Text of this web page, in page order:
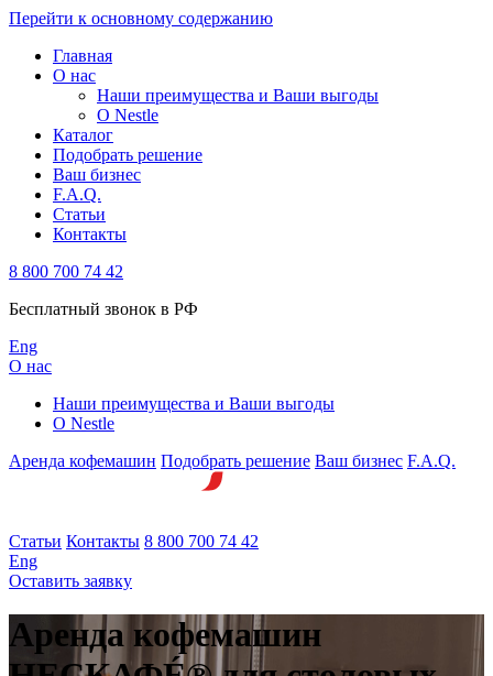
Перейти к основному содержанию
Главная
О нас
Наши преимущества и Ваши выгоды
О Nestle
Каталог
Подобрать решение
Ваш бизнес
F.A.Q.
Статьи
Контакты
8 800 700 74 42
Бесплатный звонок в РФ
Eng
О нас
Наши преимущества и Ваши выгоды
О Nestle
Аренда кофемашин Подобрать решение Ваш бизнес F.A.Q.
Статьи Контакты 8 800 700 74 42
Eng
Оставить заявку
Аренда кофемашин